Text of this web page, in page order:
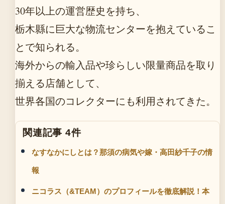
30年以上の運営歴史を持ち、
栃木縣に巨大な物流センターを抱えているこ
とで知られる。
海外からの輸入品や珍らしい限量商品を取り
揃える店舗として、
世界各国のコレクターにも利用されてきた。
関連記事 4件
なすなかにしとは？那須の病気や嫁・高田紗千子の情
報
ニコラス（&TEAM）のプロフィールを徹底解説！本